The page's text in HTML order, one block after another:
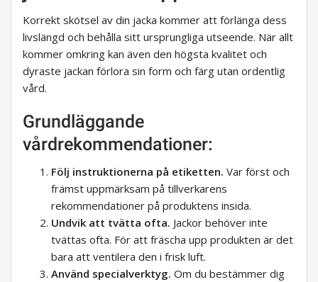
Korrekt skötsel av din jacka kommer att förlänga dess
livslängd och behålla sitt ursprungliga utseende. När allt
kommer omkring kan även den högsta kvalitet och
dyraste jackan förlora sin form och färg utan ordentlig
vård.
Grundläggande
vårdrekommendationer:
Följ instruktionerna på etiketten. Var först och
främst uppmärksam på tillverkarens
rekommendationer på produktens insida.
Undvik att tvätta ofta. Jackor behöver inte
tvättas ofta. För att fräscha upp produkten är det
bara att ventilera den i frisk luft.
Använd specialverktyg. Om du bestämmer dig